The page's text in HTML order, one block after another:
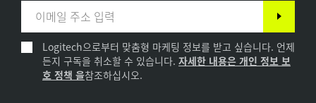
Logitech으로부터 맞춤형 마케팅 정보를 받고 싶습니다. 언제
든지 구독을 취소할 수 있습니다. 자세한 내용은 개인 정보 보
호 정책 을참조하십시오.